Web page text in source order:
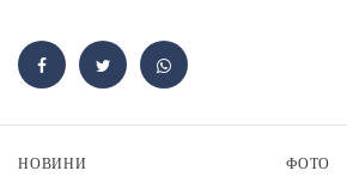
НОВИНИ ФОТО